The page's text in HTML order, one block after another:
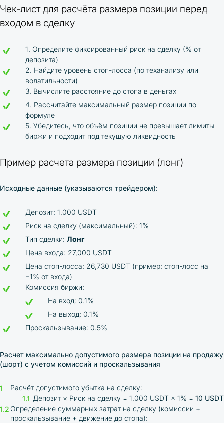
Чек-лист для расчёта размера позиции перед
входом в сделку
1. Определите фиксированный риск на сделку (% от
депозита)
2. Найдите уровень стоп-лосса (по теханализу или
волатильности)
3. Вычислите расстояние до стопа в деньгах
4. Рассчитайте максимальный размер позиции по
формуле
5. Убедитесь, что объём позиции не превышает лимиты
биржи и подходит под текущую ликвидность
Пример расчета размера позиции (лонг)
Исходные данные (указываются трейдером):
Депозит: 1,000 USDT
Риск на сделку (максимальный): 1%
Тип сделки: Лонг
Цена входа: 27,000 USDT
Цена стоп-лосса: 26,730 USDT (пример: стоп-лосс на
−1% от входа)
Комиссия биржи:
На вход: 0.1%
На выход: 0.1%
Проскальзывание: 0.5%
Расчет максимально допустимого размера позиции на продажу
(шорт) с учетом комиссий и проскальзывания
Расчёт допустимого убытка на сделку:
Депозит × Риск на сделку = 1,000 USDT × 1% = 10 USDT
Определение суммарных затрат на сделку (комиссии +
проскальзывание + движение до стопа):